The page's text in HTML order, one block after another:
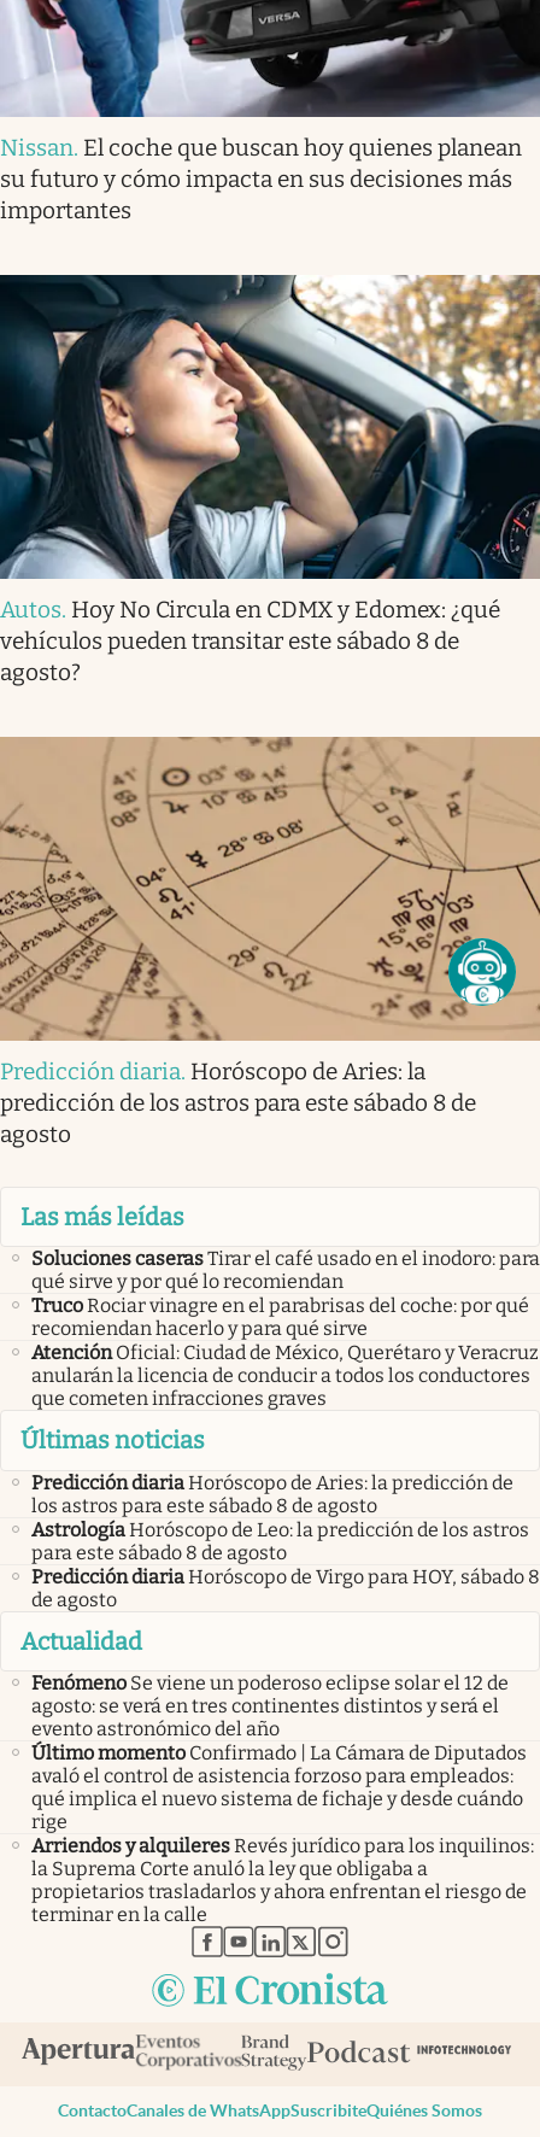
Nissan. El coche que buscan hoy quienes planean
su futuro y cómo impacta en sus decisiones más
importantes
Autos. Hoy No Circula en CDMX y Edomex: ¿qué
vehículos pueden transitar este sábado 8 de
agosto?
Predicción diaria. Horóscopo de Aries: la
predicción de los astros para este sábado 8 de
agosto
Las más leídas
Soluciones caserasTirar el café usado en el inodoro: para
qué sirve y por qué lo recomiendan
TrucoRociar vinagre en el parabrisas del coche: por qué
recomiendan hacerlo y para qué sirve
Atención Oficial: Ciudad de México, Querétaro y Veracruz
anularán la licencia de conducir a todos los conductores
que cometen infracciones graves
Últimas noticias
Predicción diariaHoróscopo de Aries: la predicción de
los astros para este sábado 8 de agosto
AstrologíaHoróscopo de Leo: la predicción de los astros
para este sábado 8 de agosto
Predicción diariaHoróscopo de Virgo para HOY, sábado 8
de agosto
Actualidad
Fenómeno Se viene un poderoso eclipse solar el 12 de
agosto: se verá en tres continentes distintos y será el
evento astronómico del año
Último momento Confirmado | La Cámara de Diputados
avaló el control de asistencia forzoso para empleados:
qué implica el nuevo sistema de fichaje y desde cuándo
rige
Arriendos y alquileresRevés jurídico para los inquilinos:
la Suprema Corte anuló la ley que obligaba a
propietarios trasladarlos y ahora enfrentan el riesgo de
terminar en la calle
abre en nueva pestaña
abre en nueva pestaña
abre en nueva pestaña
abre en nueva pestaña
abre en nueva pestaña
ContactoCanales de WhatsAppSuscribiteQuiénes Somos